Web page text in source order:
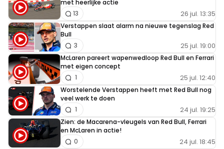
met heerlijke actie
26 jul. 13:35
13
Verstappen slaat alarm na nieuwe tegenslag Red
Bull
25 jul. 19:00
3
McLaren pareert wapenwedloop Red Bull en Ferrari
met eigen concept
25 jul. 12:40
1
Worstelende Verstappen heeft met Red Bull nog
veel werk te doen
24 jul. 19:25
1
Zien: de Macarena-vleugels van Red Bull, Ferrari
en McLaren in actie!
24 jul. 18:45
0